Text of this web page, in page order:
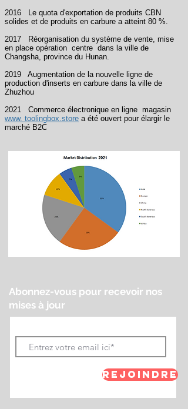
2016
Le quota d'exportation de produits CBN
solides et de produits en carbure a atteint 80 %.
2017
Réorganisation du système de vente, mise
en place opération centre dans la ville de
Changsha, province du Hunan.
2019
Augmentation de la nouvelle ligne de
production d'inserts en carbure dans la ville de
Zhuzhou
2021
Commerce électronique en ligne magasin
www. toolingbox.store a été ouvert pour élargir le
marché B2C
Abonnez-vous pour recevoir nos
mises à jour
Rejoindre